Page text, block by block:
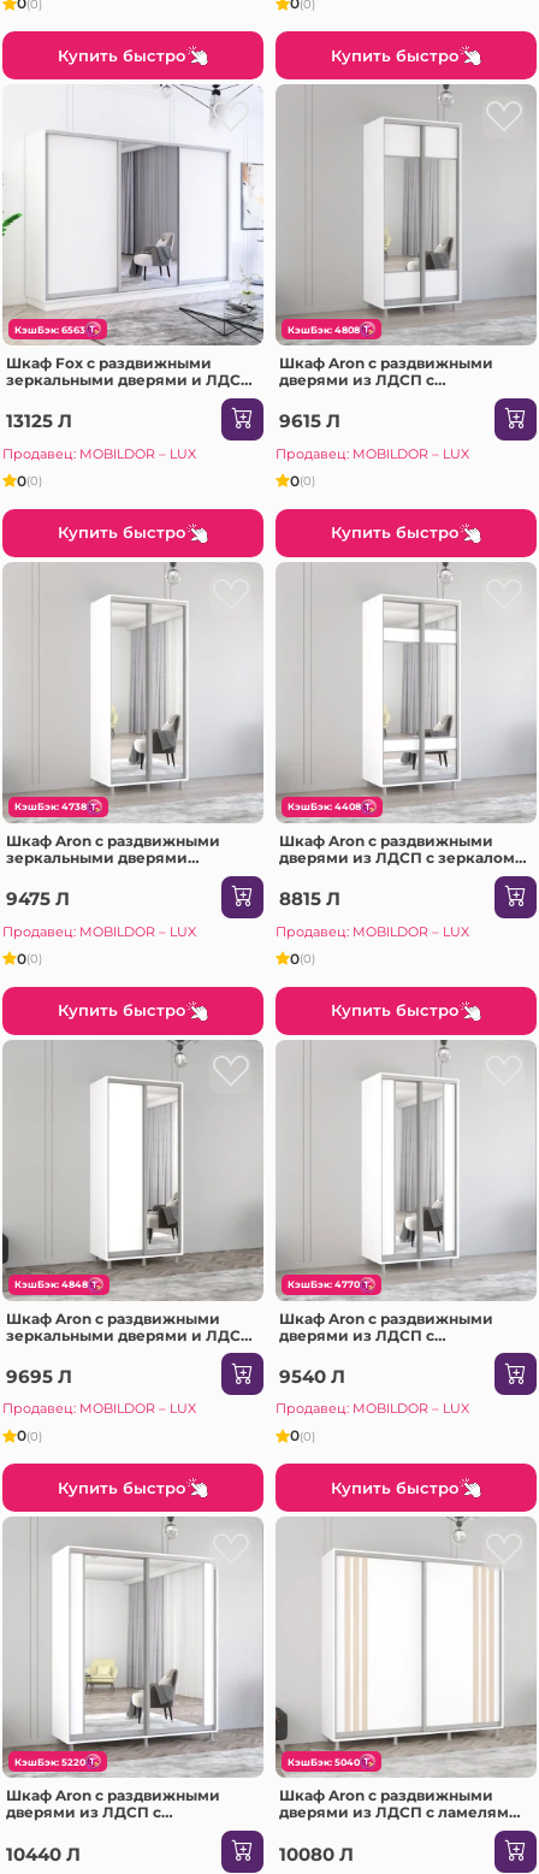
(0)
Купить быстро
(0)
Купить быстро
КэшБэк: 6563
Шкаф Fox с раздвижными
зеркальными дверями и ЛДСП
13125 Л
Продавец: MOBILDOR – LUX
0(0)
Купить быстро
КэшБэк: 4808
Шкаф Aron с раздвижными
дверями из ЛДСП с
(190x60x210H см) Белый
Бриллиант
9615 Л
Продавец: MOBILDOR – LUX
0(0)
Купить быстро
КэшБэк: 4738
Шкаф Aron с раздвижными
зеркальными дверями
9475 Л
Продавец: MOBILDOR – LUX
0(0)
Купить быстро
КэшБэк: 4408
Шкаф Aron с раздвижными
дверями из ЛДСП с зеркалом
Антрацит
8815 Л
Продавец: MOBILDOR – LUX
0(0)
Купить быстро
КэшБэк: 4848
Шкаф Aron с раздвижными
зеркальными дверями и ЛДСП
Бриллиант
9695 Л
Продавец: MOBILDOR – LUX
0(0)
Купить быстро
КэшБэк: 4770
Шкаф Aron с раздвижными
дверями из ЛДСП с
(170x60x240H см) Sonoma
9540 Л
Продавец: MOBILDOR – LUX
0(0)
Купить быстро
КэшБэк: 5220
Шкаф Aron с раздвижными
дверями из ЛДСП с
(210x60x230H см) Белый
Бриллиант
10440 Л
КэшБэк: 5040
Шкаф Aron с раздвижными
дверями из ЛДСП с ламелями
10080 Л